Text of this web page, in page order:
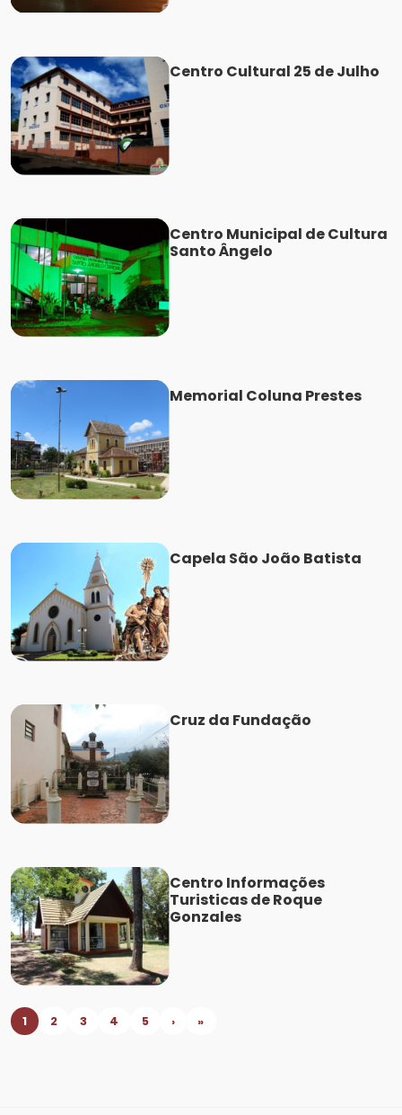
Centro Cultural 25 de Julho
Centro Municipal de Cultura
Santo Ângelo
Memorial Coluna Prestes
Capela São João Batista
Cruz da Fundação
Centro Informações
Turisticas de Roque
Gonzales
1 2 3 4 5 › »